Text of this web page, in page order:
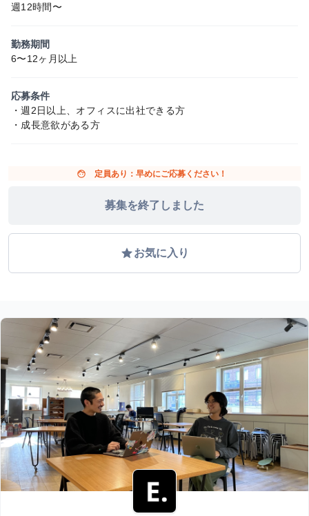
週12時間〜
勤務期間
6〜12ヶ月以上
応募条件
・週2日以上、オフィスに出社できる方
・成長意欲がある方
face 定員あり：早めにご応募ください！
募集を終了しました
gradeお気に入り